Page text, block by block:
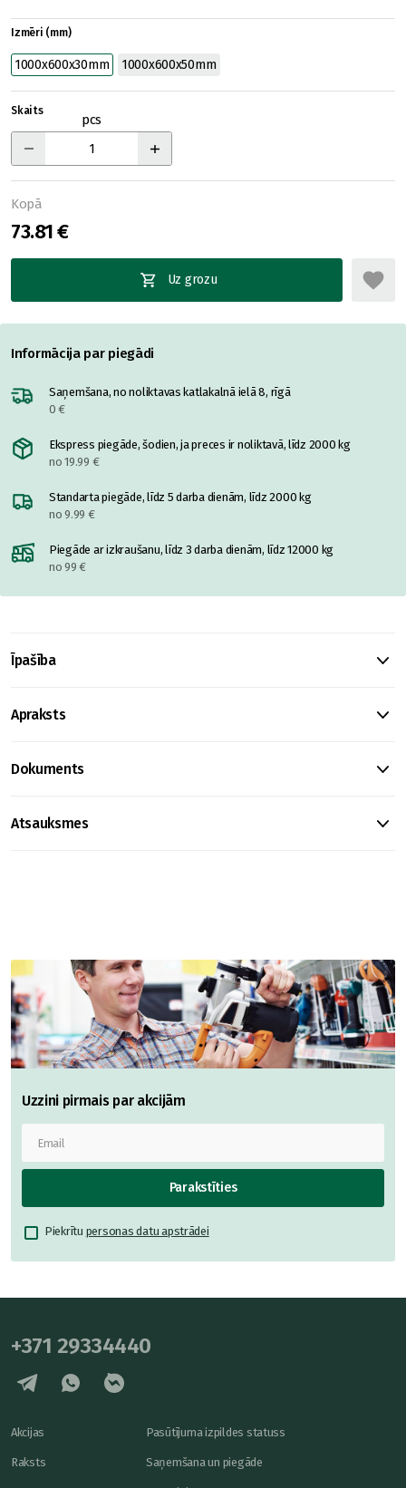
Izmēri (mm)
1000x600x30mm 1000x600x50mm
Skaits
pcs
Kopā
73.81 €
Uz grozu
Informācija par piegādi
Saņemšana, no noliktavas katlakalnā ielā 8, rīgā
0 €
Ekspress piegāde, šodien, ja preces ir noliktavā, līdz 2000 kg
no 19.99 €
Standarta piegāde, līdz 5 darba dienām, līdz 2000 kg
no 9.99 €
Piegāde ar izkraušanu, līdz 3 darba dienām, līdz 12000 kg
no 99 €
Īpašība
Apraksts
Dokuments
Atsauksmes
Uzzini pirmais par akcijām
Parakstīties
Piekrītu personas datu apstrādei
+371 29334440
Akcijas
Raksts
Pasūtījuma izpildes statuss
Saņemšana un piegāde